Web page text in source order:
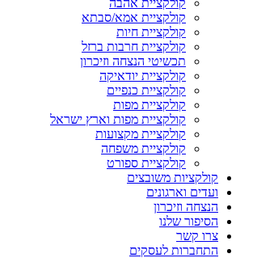
קולקציית אמא/סבתא
קולקציית חיות
קולקציית חרבות ברזל
תכשיטי הנצחה וזיכרון
קולקציית יודאיקה
קולקציית כנפיים
קולקציית מפות
קולקציית מפות וארץ ישראל
קולקציית מקצועות
קולקציית משפחה
קולקציית ספורט
קולקציות משובצים
ועדים וארגונים
הנצחה וזיכרון
הסיפור שלנו
צרו קשר
התחברות לעסקים